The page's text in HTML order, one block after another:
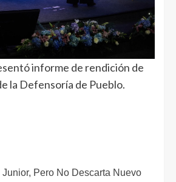
informe de rendición de
la Defensoría de Pueblo.
Pero No Descarta Nuevo